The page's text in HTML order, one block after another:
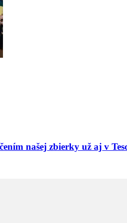
našej zbierky už aj v